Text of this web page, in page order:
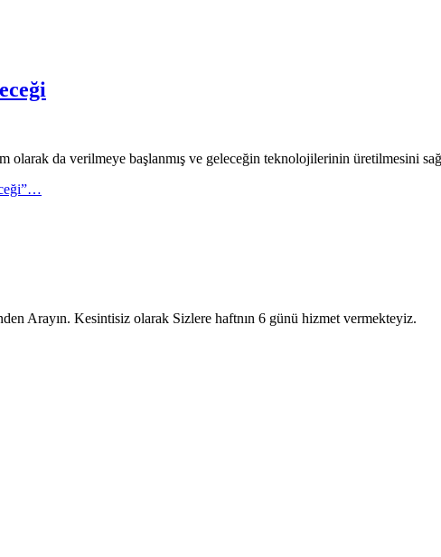
da verilmeye başlanmış ve geleceğin teknolojilerinin üretilmesini
…
Arayın. Kesintisiz olarak Sizlere haftnın 6 günü hizmet vermekteyiz.